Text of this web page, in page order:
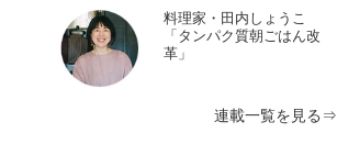
料理家・田内しょうこ
「タンパク質朝ごはん改
革」
連載一覧を見る⇒